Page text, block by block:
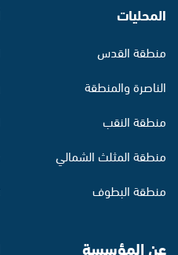
المحليات
منطقة القدس
الناصرة والمنطقة
منطقة النقب
منطقة المثلث الشمالي
منطقة البطوف
عن المؤسسة